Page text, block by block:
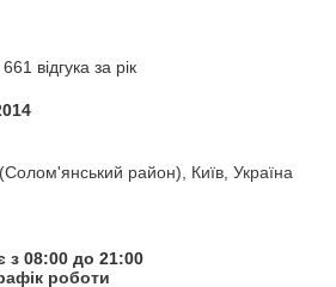
відгука за рік
район), Київ, Україна
з 08:00 до 21:00
роботи